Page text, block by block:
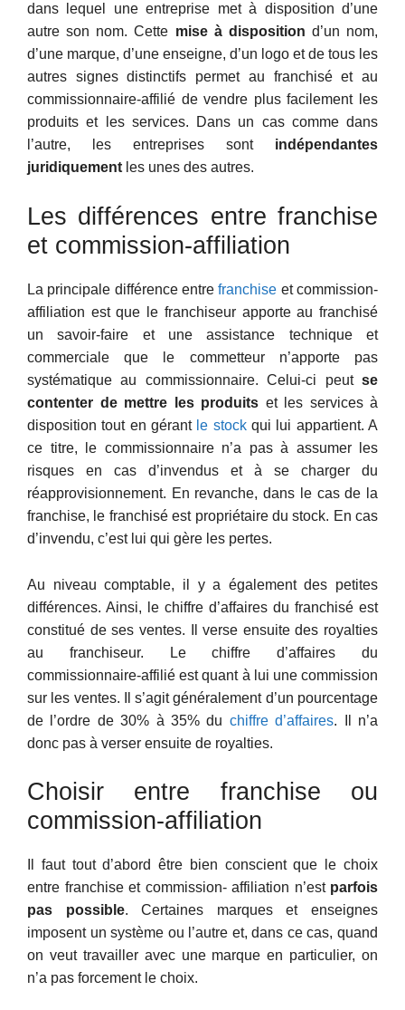
dans lequel une entreprise met à disposition d’une
autre son nom. Cette mise à disposition d’un nom,
d’une marque, d’une enseigne, d’un logo et de tous les
autres signes distinctifs permet au franchisé et au
commissionnaire-affilié de vendre plus facilement les
produits et les services. Dans un cas comme dans
l’autre, les entreprises sont indépendantes
juridiquement les unes des autres.
Les différences entre franchise
et commission-affiliation
La principale différence entrefranchise et commission-
affiliation est que le franchiseur apporte au franchisé
un savoir-faire et une assistance technique et
commerciale que le commetteur n’apporte pas
systématique au commissionnaire. Celui-ci peut se
contenter de mettre les produits et les services à
disposition tout en gérant le stockqui lui appartient. A
ce titre, le commissionnaire n’a pas à assumer les
risques en cas d’invendus et à se charger du
réapprovisionnement. En revanche, dans le cas de la
franchise, le franchisé est propriétaire du stock. En cas
d’invendu, c’est lui qui gère les pertes.
Au niveau comptable, il y a également des petites
différences. Ainsi, le chiffre d’affaires du franchisé est
constitué de ses ventes. Il verse ensuite des royalties
au franchiseur. Le chiffre d’affaires du
commissionnaire-affilié est quant à lui une commission
sur les ventes. Il s’agit généralement d’un pourcentage
de l’ordre de 30% à 35% du chiffre d’affaires. Il n’a
donc pas à verser ensuite de royalties.
Choisir entre franchise ou
commission-affiliation
Il faut tout d’abord être bien conscient que le choix
entre franchise et commission- affiliation n’est parfois
pas possible. Certaines marques et enseignes
imposent un système ou l’autre et, dans ce cas, quand
on veut travailler avec une marque en particulier, on
n’a pas forcement le choix.